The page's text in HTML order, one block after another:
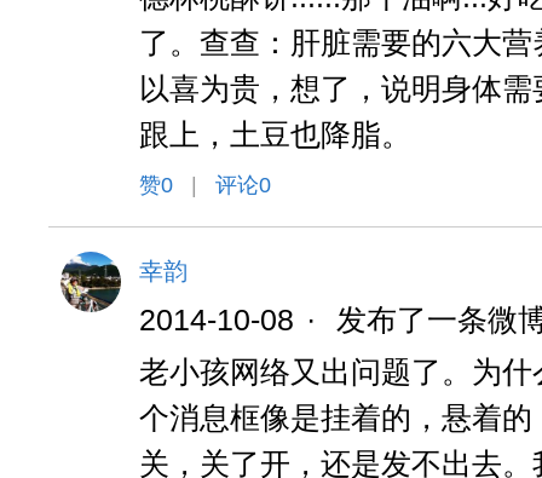
了。查查：肝脏需要的六大
以喜为贵，想了，说明身体
跟上，土豆也降脂。
赞0 评论0
幸韵
2014-10-08 ·
发布了一条微
老小孩网络又出问题了。为
个消息框像是挂着的，悬着
关，关了开，还是发不出去